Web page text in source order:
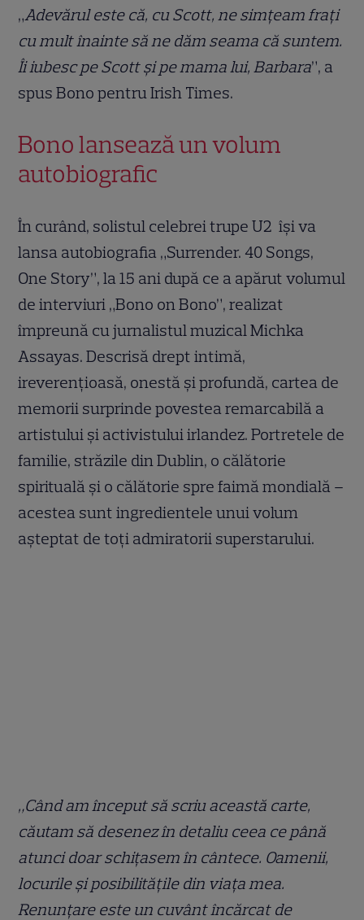
„Adevărul este că, cu Scott, ne simțeam frați
cu mult înainte să ne dăm seama că suntem.
Îi iubesc pe Scott și pe mama lui, Barbara”, a
spus Bono pentru Irish Times.
Bono lansează un volum
autobiografic
În curând, solistul celebrei trupe U2 își va
lansa autobiografia „Surrender. 40 Songs,
One Story”, la 15 ani după ce a apărut volumul
de interviuri „Bono on Bono”, realizat
împreună cu jurnalistul muzical Michka
Assayas. Descrisă drept intimă,
ireverențioasă, onestă și profundă, cartea de
memorii surprinde povestea remarcabilă a
artistului și activistului irlandez. Portretele de
familie, străzile din Dublin, o călătorie
spirituală și o călătorie spre faimă mondială –
acestea sunt ingredientele unui volum
așteptat de toți admiratorii superstarului.
„Când am început să scriu această carte,
căutam să desenez în detaliu ceea ce până
atunci doar schițasem în cântece. Oamenii,
locurile și posibilitățile din viața mea.
Renunțare este un cuvânt încărcat de